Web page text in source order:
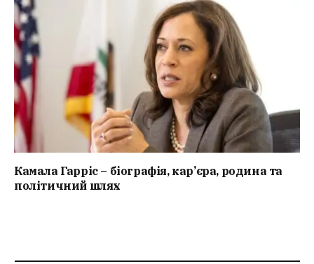
Камала Гарріс – біографія, кар’єра, родина та
політичний шлях